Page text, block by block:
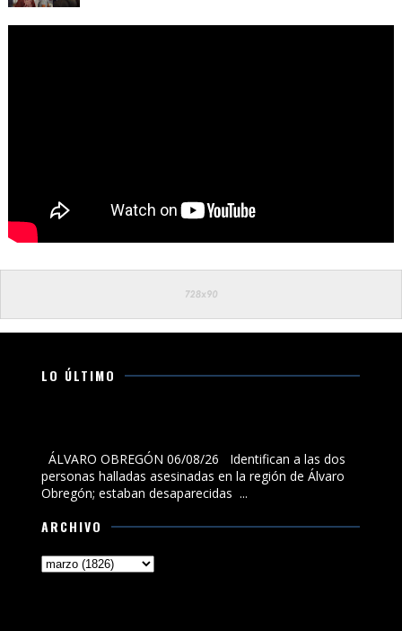
LO ÚLTIMO
ÁLVARO OBREGÓN 06/08/26 Identifican a las dos
personas halladas asesinadas en la región de Álvaro
Obregón; estaban desaparecidas ...
ARCHIVO